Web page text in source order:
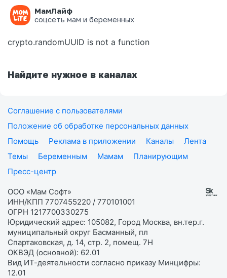
МамЛайф
соцсеть мам и беременных
Ошибка на странице
crypto.randomUUID is not a function
Найдите нужное в каналах
Соглашение с пользователями
Положение об обработке персональных данных
Помощь
Реклама в приложении Каналы
Лента
Темы
Беременным Мамам
Планирующим
Пресс-центр
ООО «Мам Софт»
ИНН/КПП 7707455220 / 770101001
ОГРН 1217700330275
Юридический адрес: 105082, Город Москва, вн.тер.г.
муниципальный округ Басманный, пл
Спартаковская, д. 14, стр. 2, помещ. 7Н
ОКВЭД (основной): 62.01
Вид ИТ-деятельности согласно приказу Минцифры:
12.01